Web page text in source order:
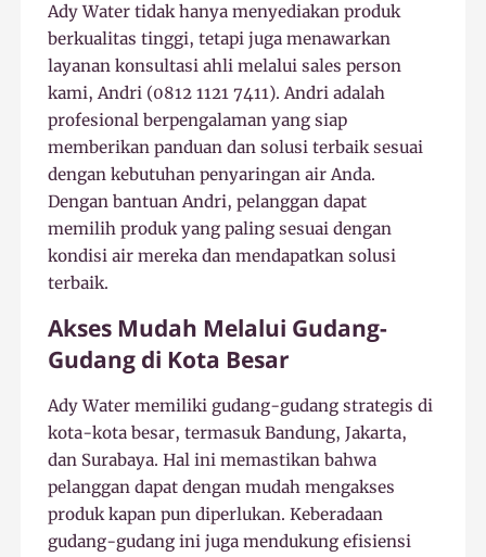
Ady Water tidak hanya menyediakan produk
berkualitas tinggi, tetapi juga menawarkan
layanan konsultasi ahli melalui sales person
kami, Andri (0812 1121 7411). Andri adalah
profesional berpengalaman yang siap
memberikan panduan dan solusi terbaik sesuai
dengan kebutuhan penyaringan air Anda.
Dengan bantuan Andri, pelanggan dapat
memilih produk yang paling sesuai dengan
kondisi air mereka dan mendapatkan solusi
terbaik.
Akses Mudah Melalui Gudang-
Gudang di Kota Besar
Ady Water memiliki gudang-gudang strategis di
kota-kota besar, termasuk Bandung, Jakarta,
dan Surabaya. Hal ini memastikan bahwa
pelanggan dapat dengan mudah mengakses
produk kapan pun diperlukan. Keberadaan
gudang-gudang ini juga mendukung efisiensi